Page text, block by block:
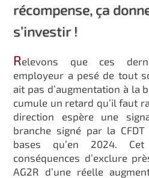
récompense, ça
s’investir !
Relevons que ces
employeur a pesé de tout
ait pas d’augmentation à la
cumule un retard qu’il faut
direction espère une
branche signé par la
bases qu’en 2024.
conséquences d’exclure
AG2R d’une réelle